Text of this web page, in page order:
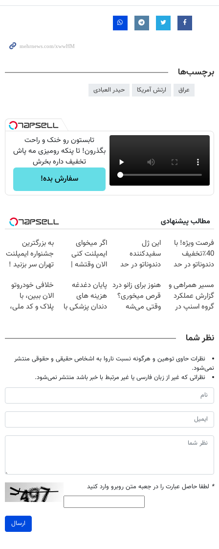
برچسب‌ها
عراق ارتش آمریکا حیدر العبادی
تابستون رو خنک و راحت
بگذرون! تا پنکه رومیزی مه پاش
تخفیف داره بخرش
سفارش بده!
مطالب پیشنهادی
فرصت ویژه! با
40٪تخفیف
دندوناتو در حد
کن
این ژل
سفیدکننده
دندوناتو در حد
میکنه
(40%تخفیف)
اگر میخوای
ایمپلنت کنی
الان وقتشه |
میلیون تومان!!!
به بزرگترین
جشنواره ایمپلنت
تهران سر بزنید !
میلیون !
مسیر همراهی و
گزارش عملکرد
گروه اسنپ در
هنوز برای زانو درد
قرص میخوری؟
وقتی می‌شه
پایان دغدغه
هزینه های
دندان پزشکی با
خلافی خودروتو
الان ببین، با
پلاک و کد ملی،
نظر شما
نظرات حاوی توهین و هرگونه نسبت ناروا به اشخاص حقیقی و حقوقی منتشر
نمی‌شود.
نظراتی که غیر از زبان فارسی یا غیر مرتبط با خبر باشد منتشر نمی‌شود.
* لطفا حاصل عبارت را در جعبه متن روبرو وارد کنید
ارسال